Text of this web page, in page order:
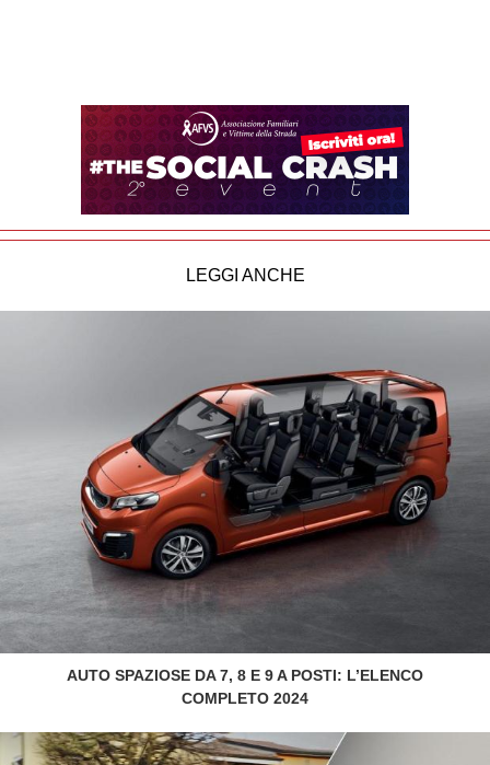
LEGGI ANCHE
AUTO SPAZIOSE DA 7, 8 E 9 A POSTI: L’ELENCO
COMPLETO 2024